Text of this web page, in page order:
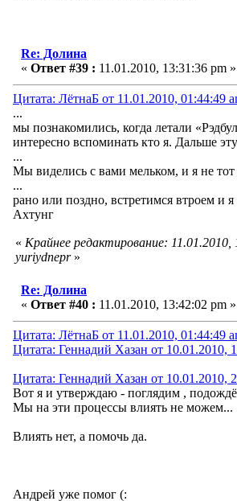
Re: Долина
« Ответ #39 : 11.01.2010, 13:31:36 pm »
Цитата: ЛётнаБ от 11.01.2010, 01:44:49
...
мы познакомились, когда летали
интересно вспоминать кто я. Дальше
...
Мы виделись с вами мельком, и я не
...
рано или поздно, встретимся втроем и
Ахтунг
« Крайнее редактирование:
yuriydnepr»
Re: Долина
« Ответ #40 : 11.01.2010, 13:42:02 pm »
Цитата: ЛётнаБ от 11.01.2010, 01:44:49
Цитата: Геннадий Хазан от 10.01.2010,
Цитата: Геннадий Хазан от 10.01.2010,
Вот я и утверждаю - поглядим ,
Мы на эти процессы влиять не можем...
Влиять нет, а помочь да.
Андрей уже помог (: